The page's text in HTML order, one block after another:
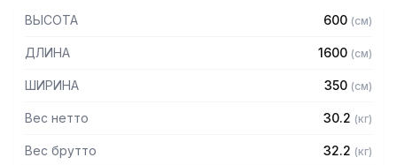
Особенности:
— Полка-шкаф настенная
— Сварная
— Две двери-купе
— Задняя стенка: оцинкованная сталь толщиной 0,55 мм
ВЫСОТА 600 (см)
ДЛИНА 1600 (см)
ШИРИНА 350 (см)
Вес нетто 30.2 (кг)
Вес брутто 32.2 (кг)